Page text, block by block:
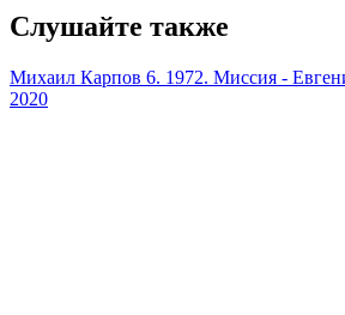
Слушайте также
Михаил Карпов 6. 1972. Миссия -
2020